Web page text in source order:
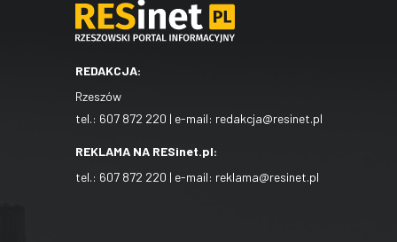
REDAKCJA:
Rzeszów
tel.: 607 872 220 | e-mail: redakcja@resinet.pl
REKLAMA NA RESinet.pl:
tel.: 607 872 220 | e-mail: reklama@resinet.pl